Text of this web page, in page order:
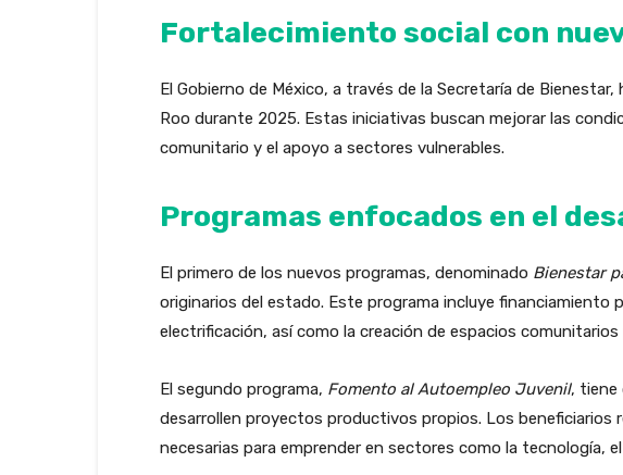
Fortalecimiento social con
El Gobierno de México, a través de la Secretaría de
Roo durante 2025. Estas iniciativas buscan mejorar las
comunitario y el apoyo a sectores vulnerables.
Programas enfocados en el
El primero de los nuevos programas, denominado Bienestar
originarios del estado. Este programa incluye
electrificación, así como la creación de espacios
El segundo programa, Fomento al Autoempleo Juvenil, tiene
desarrollen proyectos productivos propios. Los beneficiarios
necesarias para emprender en sectores como la tecnología,